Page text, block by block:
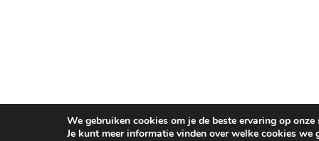
We gebruiken cookies om je de beste ervaring op onze
Je kunt meer informatie vinden over welke cookies